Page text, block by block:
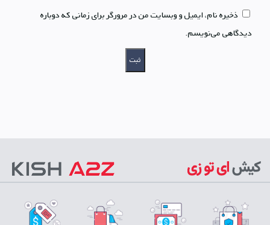
ذخیره نام، ایمیل و وبسایت من در مرورگر برای زمانی که دوباره
دیدگاهی می‌نویسم.